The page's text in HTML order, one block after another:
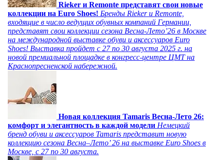
Rieker и Remonte представят свои новые
коллекции на Euro Shoes! Бренды Rieker и Remonte,
входящие в число ведущих обувных компаний Германии,
представят свои коллекции сезона Весна-Лето’26 в Москве
на международной выставке обуви и аксессуаров Euro
Shoes! Выставка пройдет c 27 по 30 августа 2025 г. на
новой премиальной площадке в конгресс-центре ЦМТ на
Краснопресненской набережной.
Новая коллекция Tamaris Весна-Лето 26:
комфорт и элегантность в каждой модели Немецкий
бренд обуви и аксессуаров Tamaris представит новую
коллекцию сезона Весна–Лето’ 26 на выставке Euro Shoes в
Москве, с 27 по 30 августа.